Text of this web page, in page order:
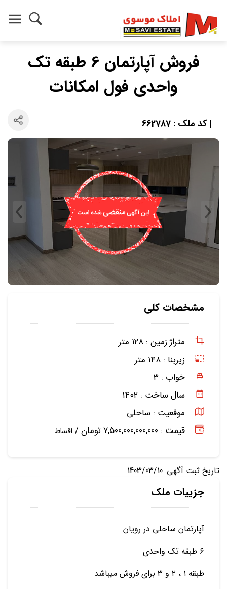
فروش آپارتمان 6 طبقه تک
واحدی فول امکانات
| کد ملک : 662787
مشخصات کلی
متراژ زمین : ۱۲۸ متر
زیربنا : ۱۴۸ متر
خواب : ۳
سال ساخت : ۱۴۰۲
موقعیت : ساحلی
قیمت : 7,500,000,000,000 تومان /
اقساط
تاریخ ثبت آگهی: 1403/03/10
جزییات ملک
آپارتمان ساحلی در رویان
۶ طبقه تک واحدی
طبقه ۱ ، ۲ و ۳ برای فروش میباشد